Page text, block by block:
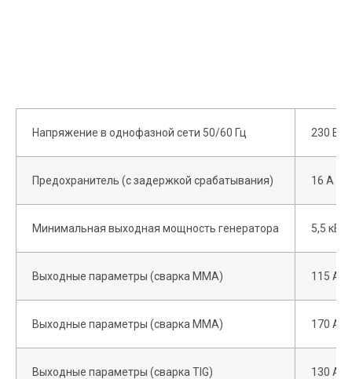
Напряжение в однофазной сети 50/60 Гц 230 В ±
Предохранитель (с задержкой срабатывания) 16 А
Минимальная выходная мощность генератора 5,5 кВА
Выходные параметры (сварка MMA) 115 А/
Выходные параметры (сварка MMA) 170 А/
Выходные параметры (сварка TIG) 130 А/